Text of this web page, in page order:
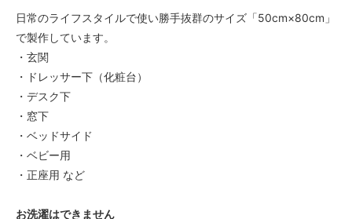
日常のライフスタイルで使い勝手抜群のサイズ「50cm×80cm」
で製作しています。
・玄関
・ドレッサー下（化粧台）
・デスク下
・窓下
・ベッドサイド
・ベビー用
・正座用 など
お洗濯はできません